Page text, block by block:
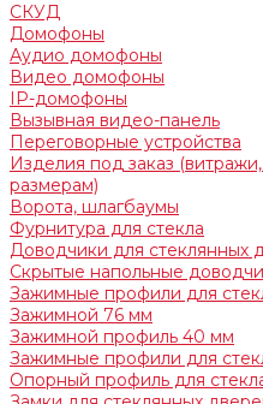
СКУД
Домофоны
Аудио домофоны
Видео домофоны
IP-домофоны
Вызывная видео-панель
Переговорные устройства
Изделия под заказ
размерам)
Ворота, шлагбаумы
Фурнитура для стекла
Доводчики для стеклянных
Скрытые напольные
Зажимные профили для
Зажимной 76 мм
Зажимной профиль 40 мм
Зажимные профили для
Опорный профиль для